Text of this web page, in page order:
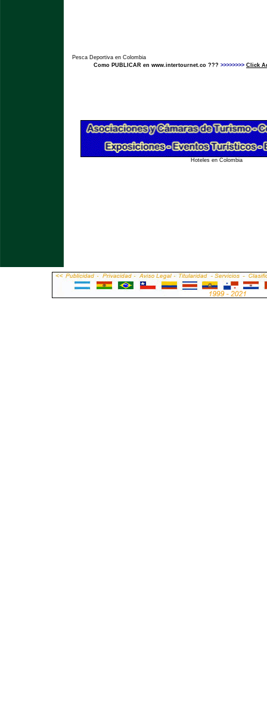
Pesca Deportiva en Colombia
Como PUBLICAR en www.intertournet.co ??? >>>>>>>> Click
Hoteles en Colombia